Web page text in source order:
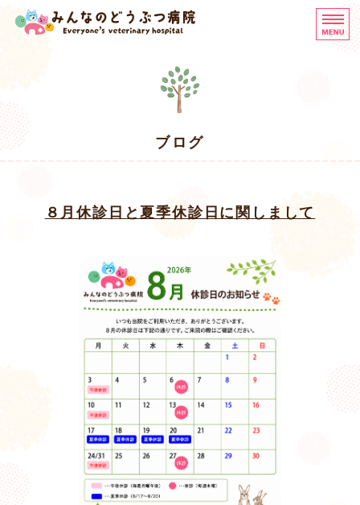
みんなのどうぶつ病院 尼崎
アクセス・診療時間
ブログ
８月休診日と夏季休診日に関しまして